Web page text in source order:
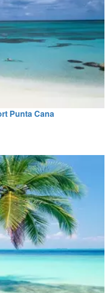
Punta Cana